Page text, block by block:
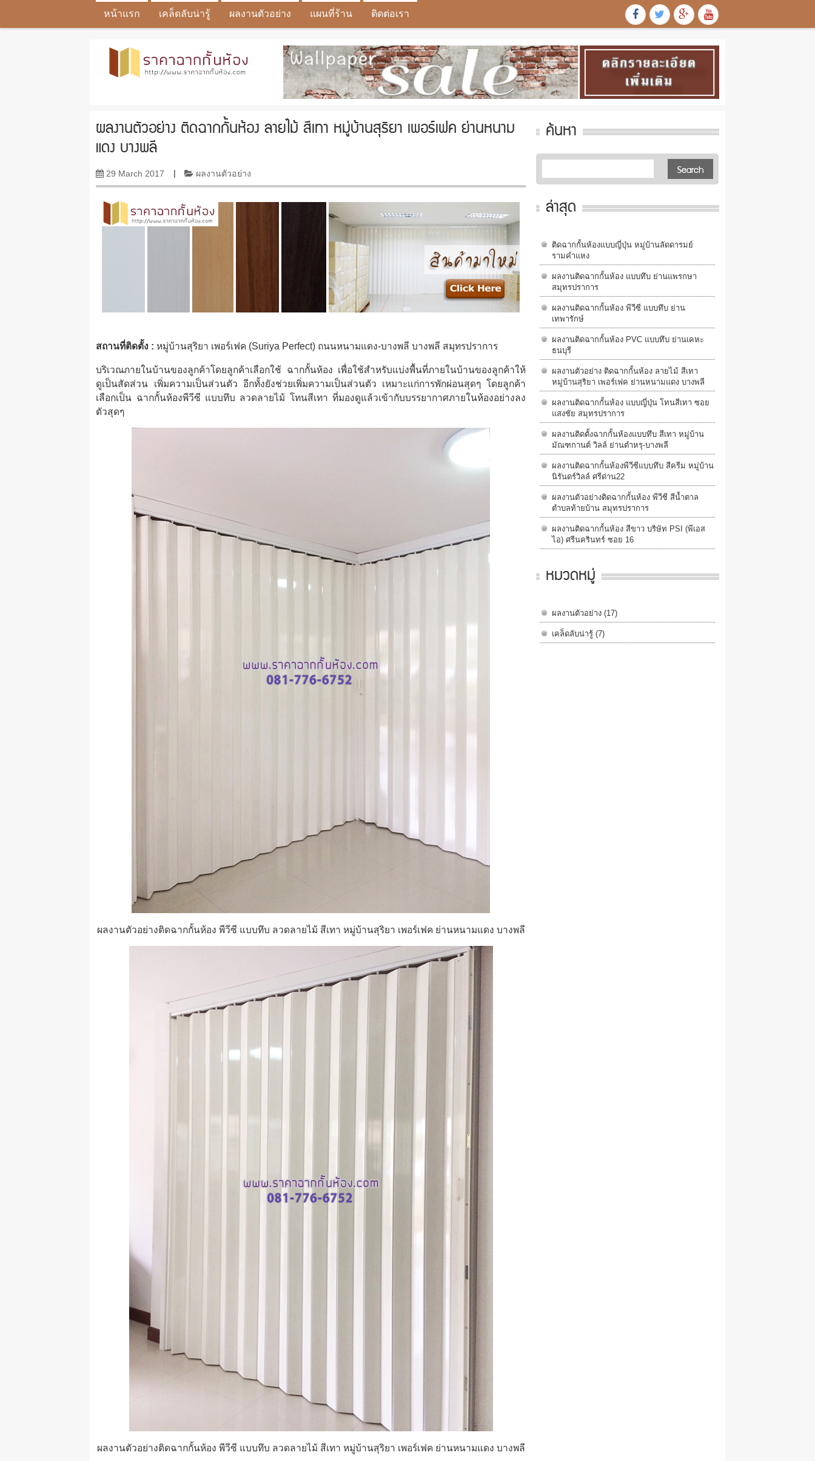
หน้าแรก เคล็ดลับน่ารู้ ผลงานตัวอย่าง แผนที่ร้าน ติดต่อเรา
ผลงานตัวอย่าง ติดฉากกั้นห้อง ลายไม้ สีเทา หมู่บ้านสุริยา เพอร์เฟค ย่านหนาม
แดง บางพลี
29 March 2017 ผลงานตัวอย่าง
สถานที่ติดตั้ง : หมู่บ้านสุริยา เพอร์เฟค (Suriya Perfect) ถนนหนามแดง-บางพลี บางพลี สมุทรปราการ
บริเวณภายในบ้านของลูกค้าโดยลูกค้าเลือกใช้ ฉากกั้นห้อง เพื่อใช้สำหรับแบ่งพื้นที่ภายในบ้านของลูกค้าให้
ดูเป็นสัดส่วน เพิ่มความเป็นส่วนตัว อีกทั้งยังช่วยเพิ่มความเป็นส่วนตัว เหมาะแก่การพักผ่อนสุดๆ โดยลูกค้า
เลือกเป็น ฉากกั้นห้องพีวีซี แบบทึบ ลวดลายไม้ โทนสีเทา ที่มองดูแล้วเข้ากับบรรยากาศภายในห้องอย่างลง
ตัวสุดๆ
ผลงานตัวอย่างติดฉากกั้นห้อง พีวีซี แบบทึบ ลวดลายไม้ สีเทา หมู่บ้านสุริยา เพอร์เฟค ย่านหนามแดง บางพลี
ผลงานตัวอย่างติดฉากกั้นห้อง พีวีซี แบบทึบ ลวดลายไม้ สีเทา หมู่บ้านสุริยา เพอร์เฟค ย่านหนามแดง บางพลี
ค้นหา
ล่าสุด
ติดฉากกั้นห้องแบบญี่ปุ่น หมู่บ้านลัดดารมย์
รามคำแหง
ผลงานติดฉากกั้นห้อง แบบทึบ ย่านแพรกษา
สมุทรปราการ
ผลงานติดฉากกั้นห้อง พีวีซี แบบทึบ ย่าน
เทพารักษ์
ผลงานติดฉากกั้นห้อง PVC แบบทึบ ย่านเคหะ
ธนบุรี
ผลงานตัวอย่าง ติดฉากกั้นห้อง ลายไม้ สีเทา
หมู่บ้านสุริยา เพอร์เฟค ย่านหนามแดง บางพลี
ผลงานติดฉากกั้นห้อง แบบญี่ปุ่น โทนสีเทา ซอย
แสงชัย สมุทรปราการ
ผลงานติดตั้งฉากกั้นห้องแบบทึบ สีเทา หมู่บ้าน
มัณฑกานต์ วิลล์ ย่านตำหรุ-บางพลี
ผลงานติดฉากกั้นห้องพีวีซีแบบทึบ สีครีม หมู่บ้าน
นิรันดร์วิลล์​ ศรีด่าน22
ผลงานตัวอย่างติดฉากกั้นห้อง พีวีซี สีน้ำตาล
ตำบลท้ายบ้าน สมุทรปราการ
ผลงานติดฉากกั้นห้อง สีขาว บริษัท PSI (พีเอส
ไอ) ศรีนครินทร์ ซอย 16
หมวดหมู่
ผลงานตัวอย่าง(17)
เคล็ดลับน่ารู้(7)